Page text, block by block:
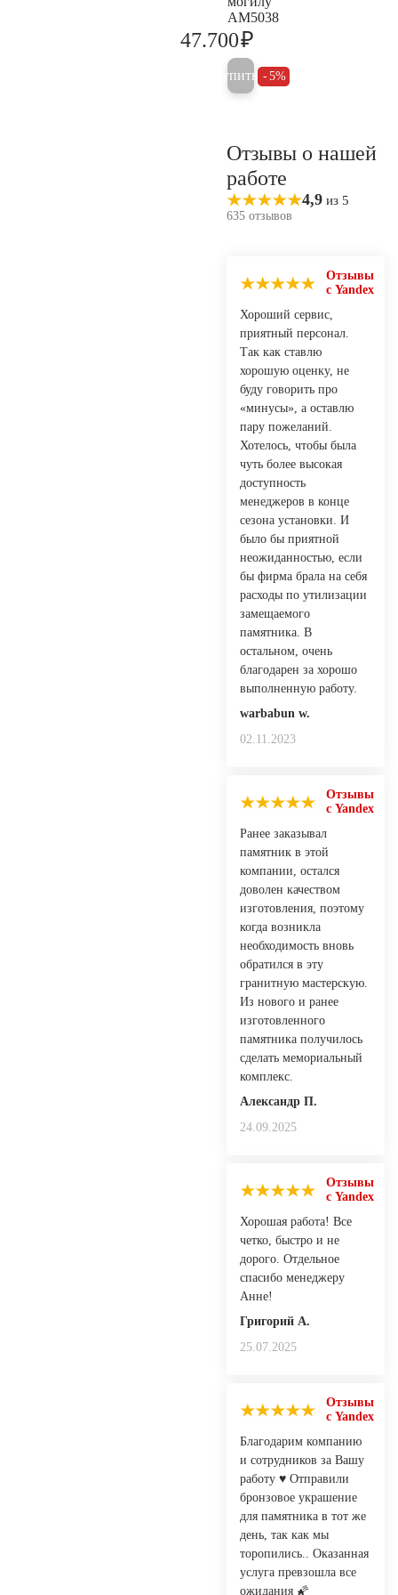
AM5038
47.700₽
Купить 5%
Отзывы о нашей
работе
4,9 из 5
635 отзывов
Отзывы
с Yandex
Хороший сервис,
приятный персонал.
Так как ставлю
хорошую оценку, не
буду говорить про
«минусы», а оставлю
пару пожеланий.
Хотелось, чтобы была
чуть более высокая
доступность
менеджеров в конце
сезона установки. И
было бы приятной
неожиданностью, если
бы фирма брала на себя
расходы по утилизации
замещаемого
памятника. В
остальном, очень
благодарен за хорошо
выполненную работу.
warbabun w.
02.11.2023
Отзывы
с Yandex
Ранее заказывал
памятник в этой
компании, остался
доволен качеством
изготовления, поэтому
когда возникла
необходимость вновь
обратился в эту
гранитную мастерскую.
Из нового и ранее
изготовленного
памятника получилось
сделать мемориальный
комплекс.
Александр П.
24.09.2025
Отзывы
с Yandex
Хорошая работа! Все
четко, быстро и не
дорого. Отдельное
спасибо менеджеру
Анне!
Григорий А.
25.07.2025
Отзывы
с Yandex
Благодарим компанию
и сотрудников за Вашу
работу ♥️ Отправили
бронзовое украшение
для памятника в тот же
день, так как мы
торопились.. Оказанная
услуга превзошла все
ожидания 🌠